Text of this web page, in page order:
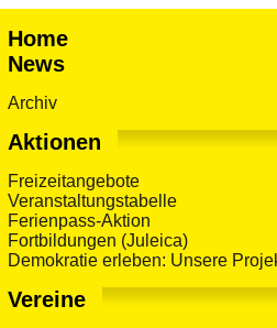
Home
News
Archiv
Aktionen
Freizeitangebote
Veranstaltungstabelle
Ferienpass-Aktion
Fortbildungen (Juleica)
Demokratie erleben: Unsere
Vereine